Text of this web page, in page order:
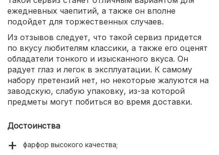
ежедневных чаепитий, а также он вполне
подойдет для торжественных случаев.
Из отзывов следует, что такой сервиз придется
по вкусу любителям классики, а также его оценят
обладатели тонкого и изысканного вкуса. Он
радует глаз и легок в эксплуатации. К самому
набору претензий нет, но некоторые жалуются на
заводскую, слабую упаковку, из-за которой
предметы могут побиться во время доставки.
Достоинства
фарфор высокого качества;